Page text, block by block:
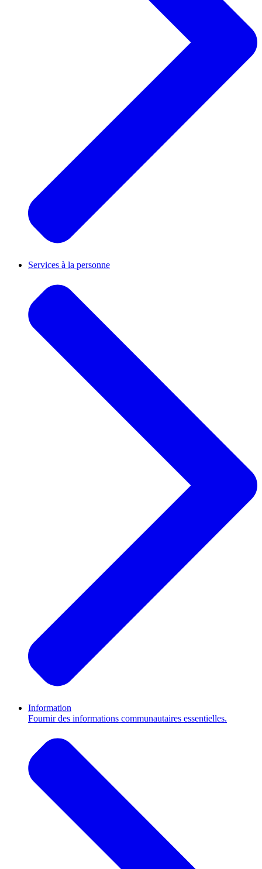
Services à la personne
Information
Fournir des informations communautaires essentielles.